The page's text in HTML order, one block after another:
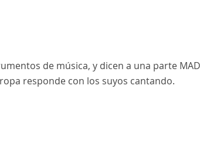
de música, y dicen a una parte
responde con los suyos cantando.